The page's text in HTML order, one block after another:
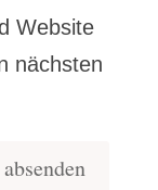
Website
nächsten